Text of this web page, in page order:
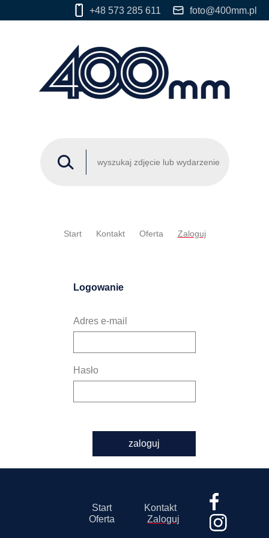
+48 573 285 611 foto@400mm.pl
Start Kontakt Oferta Zaloguj
Logowanie
Adres e-mail
Hasło
zaloguj
Start
Kontakt
Oferta
Zaloguj